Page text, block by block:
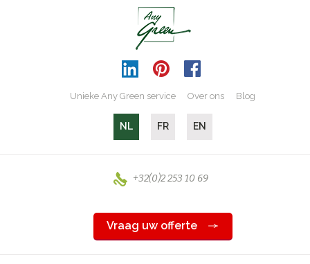
Unieke Any Green service Over ons Blog
NL FR EN
+32(0)2 253 10 69
Vraag uw offerte